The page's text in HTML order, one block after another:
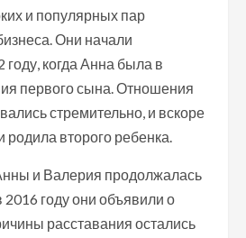
и популярных пар
Они начали
году, когда Анна была в
первого сына. Отношения
стремительно, и вскоре
родила второго ребенка.
и Валерия продолжалась
2016 году они объявили о
расставания остались